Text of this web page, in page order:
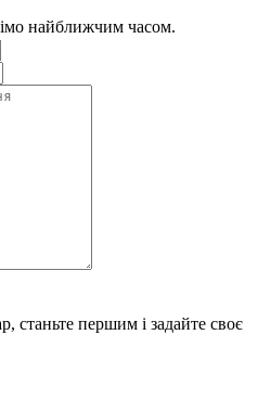
найближчим часом.
станьте першим і задайте своє